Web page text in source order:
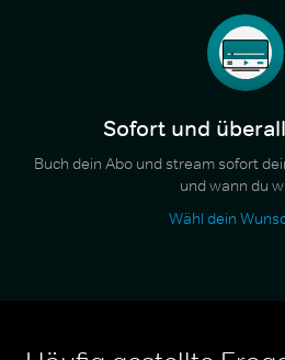
Sofort und
Buch dein Abo und stream sofort
und wann du
Wähl dein